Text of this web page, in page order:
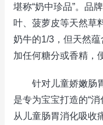
堪称“奶中珍品”。品
叶、菠萝皮等天然草
奶牛的1/3，但天然
加任何糖分或香精，
针对儿童娇嫩肠胃
是专为宝宝打造的“
从儿童肠胃消化吸收